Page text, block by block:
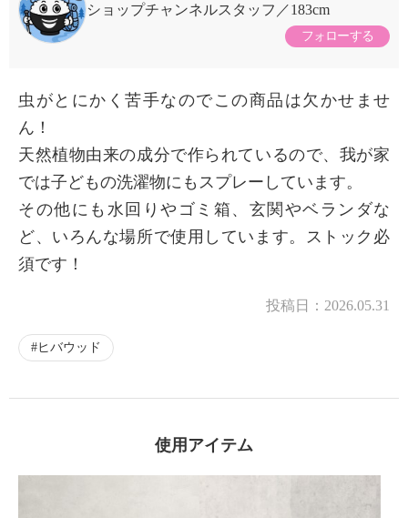
ショップチャンネルスタッフ
183cm
フォローする
虫がとにかく苦手なのでこの商品は欠かせませ
ん！
天然植物由来の成分で作られているので、我が家
では子どもの洗濯物にもスプレーしています。
その他にも水回りやゴミ箱、玄関やベランダな
ど、いろんな場所で使用しています。ストック必
須です！
投稿日： 2026.05.31
ヒバウッド
使用アイテム